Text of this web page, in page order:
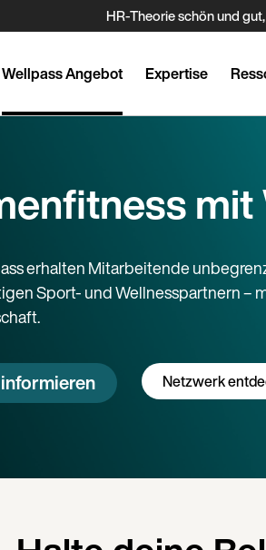
HR-Theorie schön und
Wellpass Angebot Expertise
mit
erhalten Mitarbeitende
Sport- und Wellnesspartnern –
Netzwerk